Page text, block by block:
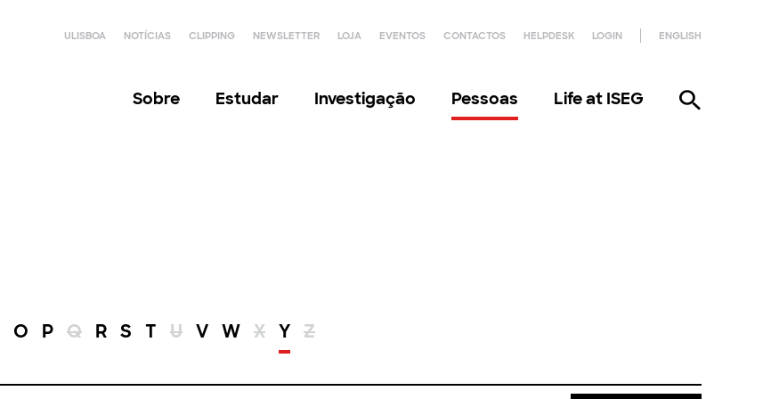
ULISBOA NOTÍCIAS CLIPPING NEWSLETTER LOJA EVENTOS CONTACTOS HELPDESK LOGIN ENGLISH
Sobre Estudar Investigação Pessoas Life at ISEG
O P Q R S T U V W X Y Z